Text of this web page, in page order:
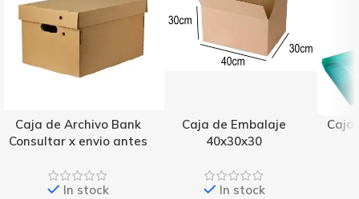
Caja de Archivo Bank
Consultar x envio antes
In stock
Caja de Embalaje
40x30x30
In stock
Caja